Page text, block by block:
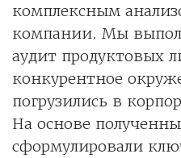
комплексным
компании. Мы
аудит продуктовых
конкурентное
погрузились в
На основе
сформулировали